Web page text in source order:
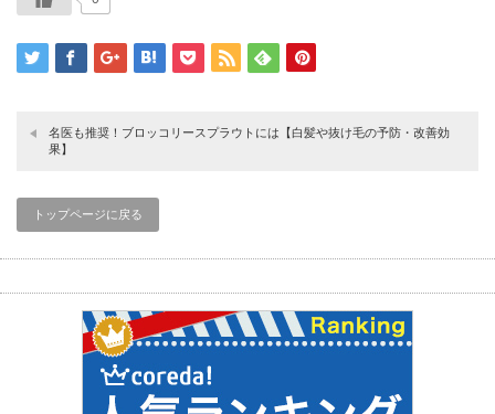
名医も推奨！ブロッコリースプラウトには【白髪や抜け毛の予防・改善効
果】
トップページに戻る